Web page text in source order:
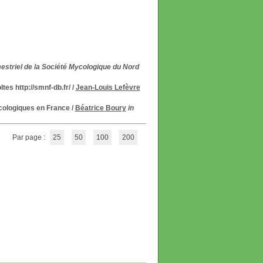
de la Société Mycologique du Nord
http://smnf-db.fr// Jean-Louis Lefèvre
en France/ Béatrice Boury in
Par page : 25 50 100 200